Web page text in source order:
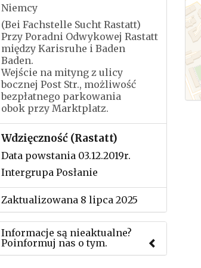
Niemcy
(Bei Fachstelle Sucht Rastatt)
Przy Poradni Odwykowej Rastatt
między Karisruhe i Baden
Baden.
Wejście na mityng z ulicy
bocznej Post Str., możliwość
bezpłatnego parkowania
obok przy Marktplatz.
Wdzięczność (Rastatt)
Data powstania 03.12.2019r.
Intergrupa Posłanie
Zaktualizowana 8 lipca 2025
Informacje są nieaktualne?
Poinformuj nas o tym.